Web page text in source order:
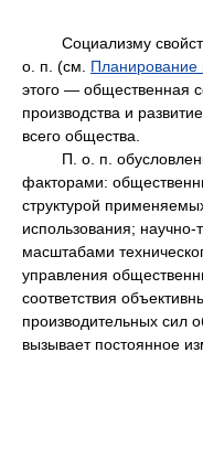
Социализму
о. п. (см. Планирование
этого — общественная
производства и
всего общества.
П. о. п.
факторами:
структурой
использования;
масштабами
управления
соответствия
производительных сил
вызывает постоянное